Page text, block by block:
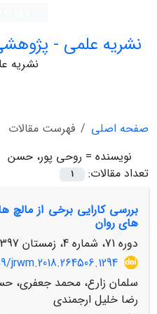
نشریه علمی -
نشریه
صفحه اصلی
فهرست مقالات
نویسنده = روحی پور، حسن
تعداد مقالات:
1
بررسی کارایی برخی از
های روان
دوره 71، شماره 4، زمستان 1397، صفحه
سلمان زارع، محمد جعفری،
رضا خلیل ارجمندی